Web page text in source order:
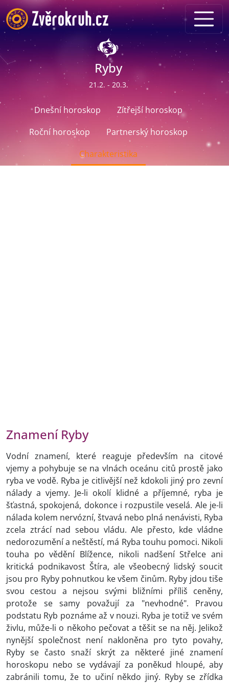
Ryby
21.2. - 20.3.
Dnešní horoskop
Zítřejší horoskop
Roční horoskop
Partnerský horoskop
Charakteristika
Znamení Ryby
Vodní znamení, které reaguje především na citové
vjemy a pohybuje se na vlnách oceánu citů prostě jako
ryba ve vodě. Ryba je citlivější než kdokoli jiný pro zevní
nálady a vjemy. Je-li okolí klidné a příjemné, ryba je
šťastná, spokojená, dokonce i rozpustile veselá. Ale je-li
nálada kolem nervózní, štvavá nebo plná nenávisti, Ryba
zcela ztrácí nad sebou vládu. Ale přesto, kde vládne
nedorozumění a neštěstí, má Ryba touhu pomoci. Nikoli
touha po vědění Blížence, nikoli nadšení Střelce ani
kritická podnikavost Štíra, ale všeobecný lidský soucit
jsou pro Ryby pohnutkou ke všem činům. Ryby jdou tiše
svou cestou a nejsou svými bližními příliš ceněny,
protože se samy považují za "nevhodné". Pravou
podstatu Ryb poznáme až v nouzi. Ryba je totiž ve svém
živlu, může-li o někoho pečovat a těšit se na něj. Jelikož
nynější společnost není nakloněna pro tyto povahy,
Ryby se často snaží skrýt za některé jiné znamení
horoskopu nebo se vydávají za poněkud hloupé, aby
zabránili tomu, že to učiní někdo jiný. Ryby se zřídka